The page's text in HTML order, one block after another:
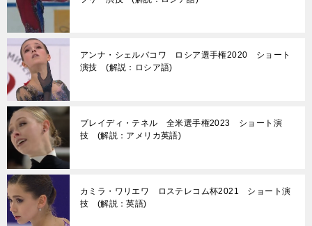
アンナ・シェルバコワ ロシア選手権2020 ショート
演技 (解説：ロシア語)
ブレイディ・テネル 全米選手権2023 ショート演
技 (解説：アメリカ英語)
カミラ・ワリエワ ロステレコム杯2021 ショート演
技 (解説：英語)